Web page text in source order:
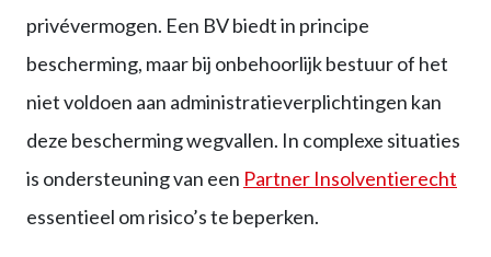
privévermogen. Een BV biedt in principe
bescherming, maar bij onbehoorlijk bestuur of het
niet voldoen aan administratieverplichtingen kan
deze bescherming wegvallen. In complexe situaties
is ondersteuning van een Partner Insolventierecht
essentieel om risico’s te beperken.